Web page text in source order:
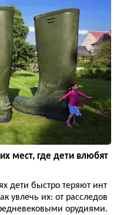
мест, где дети влюбят
дети быстро теряют инт
увлечь их: от расследов
орудиями.